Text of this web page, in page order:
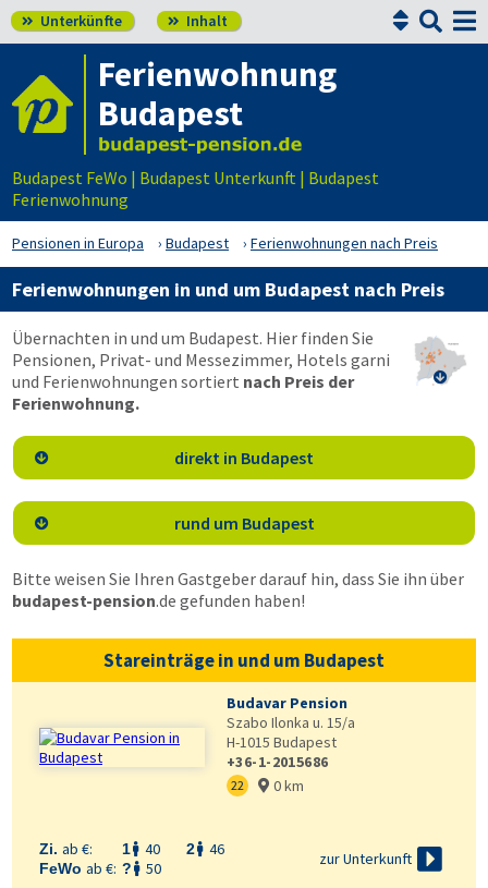
 Unterkünfte  Inhalt 

Ferienwohnung
Budapest
Budapest FeWo | Budapest Unterkunft | Budapest
Ferienwohnung
Pensionen in Europa Budapest Ferienwohnungen nach Preis
Ferienwohnungen in und um Budapest nach Preis

Übernachten in und um Budapest. Hier finden Sie
Pensionen, Privat- und Messezimmer, Hotels garni
und Ferienwohnungen sortiert nach Preis der
Ferienwohnung.
 direkt in Budapest
 rund um Budapest
Bitte weisen Sie Ihren Gastgeber darauf hin, dass Sie ihn über
budapest-pension.de gefunden haben!
Stareinträge in und um Budapest
Budavar Pension
Szabo Ilonka u. 15/a
H-1015 Budapest
+36-1-2015686
22  0 km
Zi. ab €: 1 40 2 46
FeWo ab €: ?  50
zur Unterkunft 